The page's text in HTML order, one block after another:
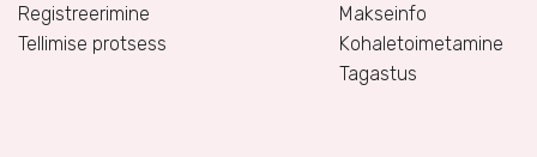
Registreerimine
Tellimise protsess
Makseinfo
Kohaletoimetamine
Tagastus